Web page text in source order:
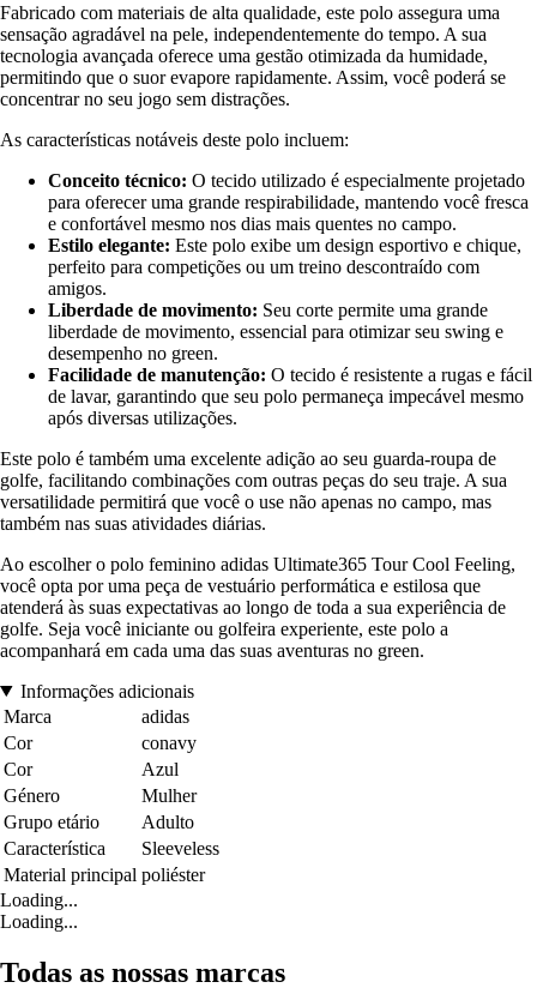
Fabricado com materiais de alta qualidade, este polo assegura uma
sensação agradável na pele, independentemente do tempo. A sua
tecnologia avançada oferece uma gestão otimizada da humidade,
permitindo que o suor evapore rapidamente. Assim, você poderá se
concentrar no seu jogo sem distrações.
As características notáveis deste polo incluem:
Conceito técnico: O tecido utilizado é especialmente projetado
para oferecer uma grande respirabilidade, mantendo você fresca
e confortável mesmo nos dias mais quentes no campo.
Estilo elegante: Este polo exibe um design esportivo e chique,
perfeito para competições ou um treino descontraído com
amigos.
Liberdade de movimento: Seu corte permite uma grande
liberdade de movimento, essencial para otimizar seu swing e
desempenho no green.
Facilidade de manutenção: O tecido é resistente a rugas e fácil
de lavar, garantindo que seu polo permaneça impecável mesmo
após diversas utilizações.
Este polo é também uma excelente adição ao seu guarda-roupa de
golfe, facilitando combinações com outras peças do seu traje. A sua
versatilidade permitirá que você o use não apenas no campo, mas
também nas suas atividades diárias.
Ao escolher o polo feminino adidas Ultimate365 Tour Cool Feeling,
você opta por uma peça de vestuário performática e estilosa que
atenderá às suas expectativas ao longo de toda a sua experiência de
golfe. Seja você iniciante ou golfeira experiente, este polo a
acompanhará em cada uma das suas aventuras no green.
Informações adicionais
Marca
adidas
Cor
conavy
Cor
Azul
Género
Mulher
Grupo etário
Adulto
Característica
Sleeveless
Material principal poliéster
Loading...
Loading...
Todas as nossas marcas